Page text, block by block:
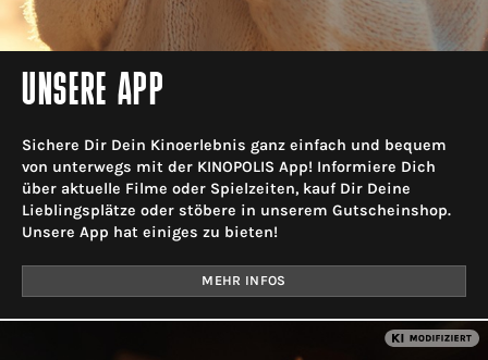
UNSERE APP
Sichere Dir Dein Kinoerlebnis ganz einfach und bequem
von unterwegs mit der KINOPOLIS App! Informiere Dich
über aktuelle Filme oder Spielzeiten, kauf Dir Deine
Lieblingsplätze oder stöbere in unserem Gutscheinshop.
Unsere App hat einiges zu bieten!
MEHR INFOS